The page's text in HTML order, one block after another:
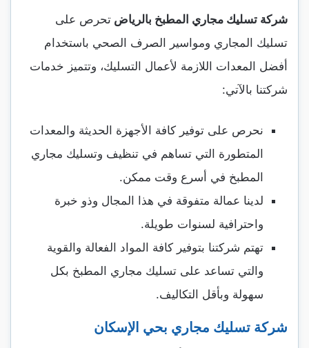
شركة تسليك مجاري المطبخ بالرياض تحرص على
تسليك المجاري ومواسير الصرف الصحي باستخدام
أفضل المعدات اللازمة لأعمال التسليك، وتتميز خدمات
شركتنا بالآتي:
نحرص على توفير كافة الأجهزة الحديثة والمعدات
المتطورة التي تساهم في تنظيف وتسليك مجاري
المطبخ في أسرع وقت ممكن.
لدينا عمالة متفوقة في هذا المجال وذو خبرة
واحترافية لسنوات طويلة.
تهتم شركتنا بتوفير كافة المواد الفعالة والقوية
والتي تساعد على تسليك مجاري المطبخ بكل
سهولة وبأقل التكاليف.
شركة تسليك مجاري بحي الإسكان